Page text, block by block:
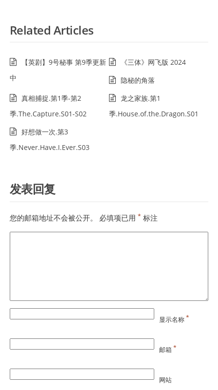
Related Articles
【英剧】9号秘事 第9季更新
中
《三体》网飞版 2024
隐秘的角落
真相捕捉.第1季-第2
季.The.Capture.S01-S02
龙之家族.第1
季.House.of.the.Dragon.S01
好想做一次.第3
季.Never.Have.I.Ever.S03
发表回复
您的邮箱地址不会被公开。 必填项已用 * 标注
显示名称*
邮箱*
网站